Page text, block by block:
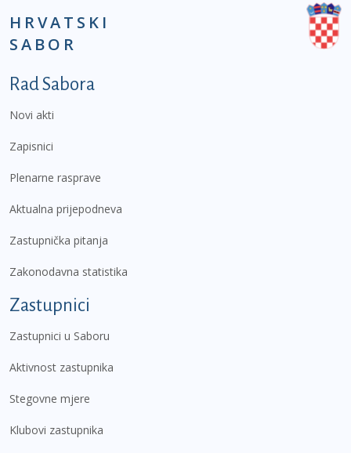
HRVATSKI
SABOR
Podnožje prvi izbornik
Rad Sabora
Novi akti
Zapisnici
Plenarne rasprave
Aktualna prijepodneva
Zastupnička pitanja
Zakonodavna statistika
Zastupnici
Zastupnici u Saboru
Aktivnost zastupnika
Stegovne mjere
Klubovi zastupnika